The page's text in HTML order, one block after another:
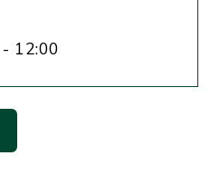
12:00